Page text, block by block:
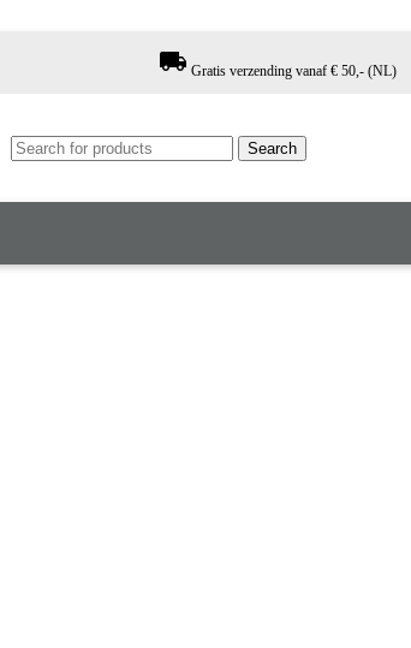
local_shipping Gratis verzending vanaf € 50,- (NL)
Search